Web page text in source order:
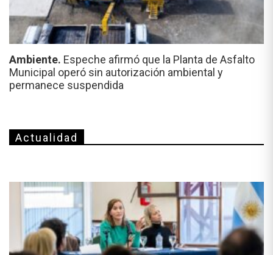
Ambiente. Espeche afirmó que la Planta de Asfalto
Municipal operó sin autorización ambiental y
permanece suspendida
Actualidad